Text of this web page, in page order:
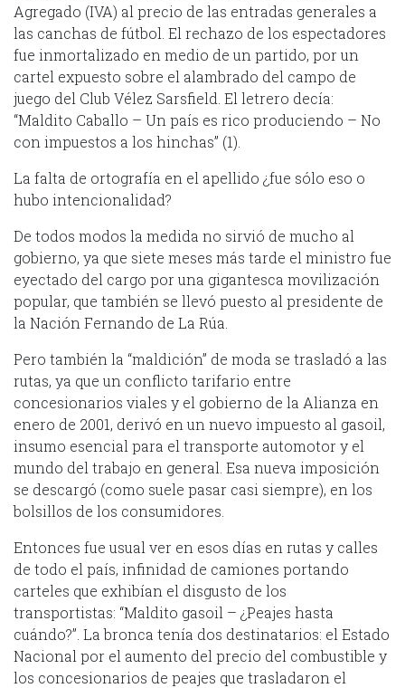
Agregado (IVA) al precio de las entradas generales a
las canchas de fútbol. El rechazo de los espectadores
fue inmortalizado en medio de un partido, por un
cartel expuesto sobre el alambrado del campo de
juego del Club Vélez Sarsfield. El letrero decía:
“Maldito Caballo – Un país es rico produciendo – No
con impuestos a los hinchas” (1).
La falta de ortografía en el apellido ¿fue sólo eso o
hubo intencionalidad?
De todos modos la medida no sirvió de mucho al
gobierno, ya que siete meses más tarde el ministro fue
eyectado del cargo por una gigantesca movilización
popular, que también se llevó puesto al presidente de
la Nación Fernando de La Rúa.
Pero también la “maldición” de moda se trasladó a las
rutas, ya que un conflicto tarifario entre
concesionarios viales y el gobierno de la Alianza en
enero de 2001, derivó en un nuevo impuesto al gasoil,
insumo esencial para el transporte automotor y el
mundo del trabajo en general. Esa nueva imposición
se descargó (como suele pasar casi siempre), en los
bolsillos de los consumidores.
Entonces fue usual ver en esos días en rutas y calles
de todo el país, infinidad de camiones portando
carteles que exhibían el disgusto de los
transportistas: “Maldito gasoil – ¿Peajes hasta
cuándo?”. La bronca tenía dos destinatarios: el Estado
Nacional por el aumento del precio del combustible y
los concesionarios de peajes que trasladaron el